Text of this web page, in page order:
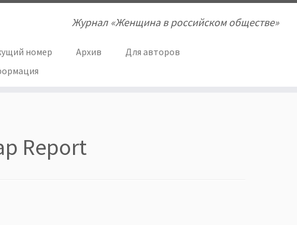
Журнал «Женщина в российском обществе»
номер Архив
Для авторов
Report